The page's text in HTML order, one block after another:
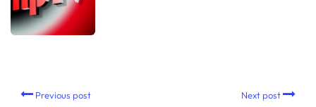
Previous post Next post